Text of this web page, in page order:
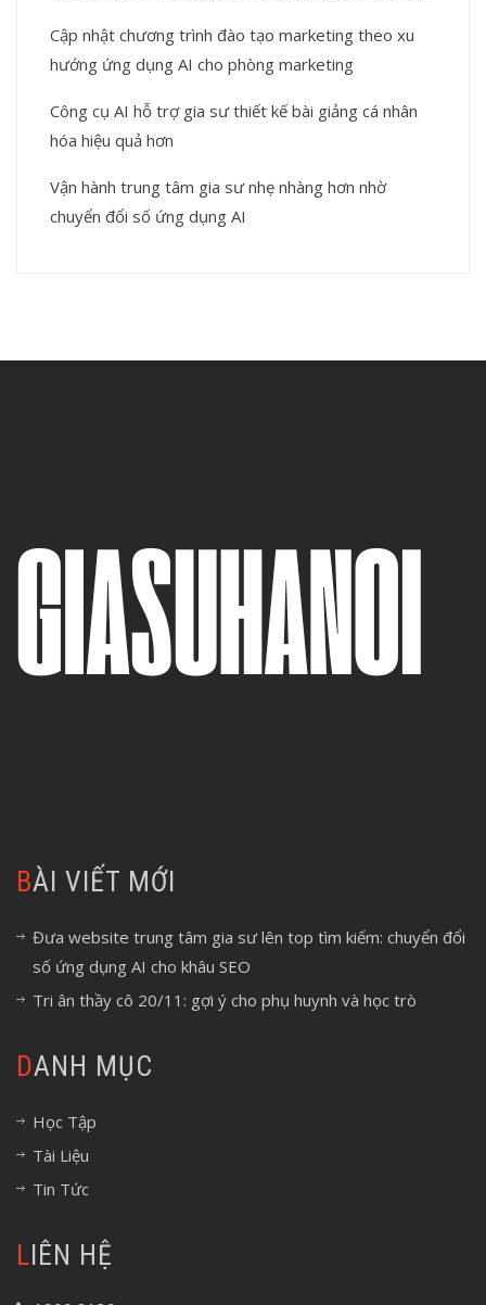
Cập nhật chương trình đào tạo marketing theo xu
hướng ứng dụng AI cho phòng marketing
Công cụ AI hỗ trợ gia sư thiết kế bài giảng cá nhân
hóa hiệu quả hơn
Vận hành trung tâm gia sư nhẹ nhàng hơn nhờ
chuyển đổi số ứng dụng AI
BÀI VIẾT MỚI
Đưa website trung tâm gia sư lên top tìm kiếm: chuyển đổi
số ứng dụng AI cho khâu SEO
Tri ân thầy cô 20/11: gợi ý cho phụ huynh và học trò
DANH MỤC
Học Tập
Tài Liệu
Tin Tức
LIÊN HỆ